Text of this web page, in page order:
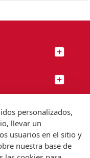
personalizados,
llevar un
usuarios en el sitio y
nuestra base de